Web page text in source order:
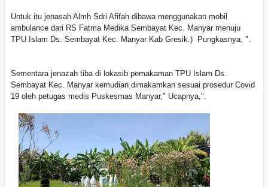
Untuk itu jenasah Almh Sdri Afifah dibawa menggunakan mobil
ambulance dari RS Fatma Medika Sembayat Kec. Manyar menuju
TPU Islam Ds. Sembayat Kec. Manyar Kab Gresik.) Pungkasnya, ".
Sementara jenazah tiba di lokasib pemakaman TPU Islam Ds.
Sembayat Kec. Manyar kemudian dimakamkan sesuai prosedur Covid
19 oleh petugas medis Puskesmas Manyar," Ucapnya,".